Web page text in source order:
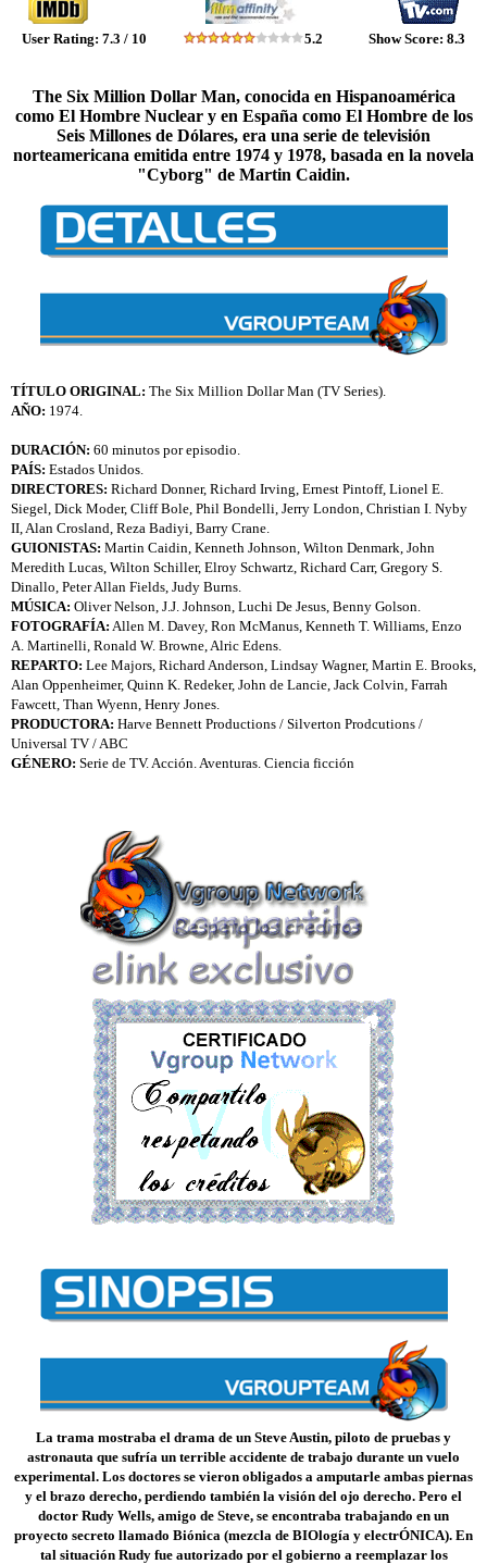
User Rating: 7.3 / 10
5.2 Show Score: 8.3
The Six Million Dollar Man, conocida en Hispanoamérica
como El Hombre Nuclear y en España como El Hombre de los
Seis Millones de Dólares, era una serie de televisión
norteamericana emitida entre 1974 y 1978, basada en la novela
"Cyborg" de Martin Caidin.
TÍTULO ORIGINAL: The Six Million Dollar Man (TV Series).
AÑO: 1974.
DURACIÓN: 60 minutos por episodio.
PAÍS: Estados Unidos.
DIRECTORES: Richard Donner, Richard Irving, Ernest Pintoff, Lionel E.
Siegel, Dick Moder, Cliff Bole, Phil Bondelli, Jerry London, Christian I. Nyby
II, Alan Crosland, Reza Badiyi, Barry Crane.
GUIONISTAS: Martin Caidin, Kenneth Johnson, Wilton Denmark, John
Meredith Lucas, Wilton Schiller, Elroy Schwartz, Richard Carr, Gregory S.
Dinallo, Peter Allan Fields, Judy Burns.
MÚSICA: Oliver Nelson, J.J. Johnson, Luchi De Jesus, Benny Golson.
FOTOGRAFÍA: Allen M. Davey, Ron McManus, Kenneth T. Williams, Enzo
A. Martinelli, Ronald W. Browne, Alric Edens.
REPARTO: Lee Majors, Richard Anderson, Lindsay Wagner, Martin E. Brooks,
Alan Oppenheimer, Quinn K. Redeker, John de Lancie, Jack Colvin, Farrah
Fawcett, Than Wyenn, Henry Jones.
PRODUCTORA: Harve Bennett Productions / Silverton Prodcutions /
Universal TV / ABC
GÉNERO: Serie de TV. Acción. Aventuras. Ciencia ficción
La trama mostraba el drama de un Steve Austin, piloto de pruebas y
astronauta que sufría un terrible accidente de trabajo durante un vuelo
experimental. Los doctores se vieron obligados a amputarle ambas piernas
y el brazo derecho, perdiendo también la visión del ojo derecho. Pero el
doctor Rudy Wells, amigo de Steve, se encontraba trabajando en un
proyecto secreto llamado Biónica (mezcla de BIOlogía y electrÓNICA). En
tal situación Rudy fue autorizado por el gobierno a reemplazar los